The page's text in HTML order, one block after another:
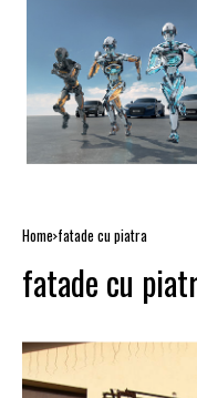
Home fatade cu piatra
fatade cu